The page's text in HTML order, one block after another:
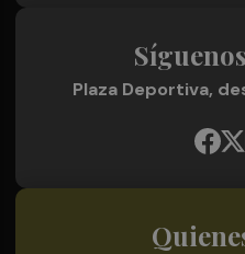
Plaza Deportiva,